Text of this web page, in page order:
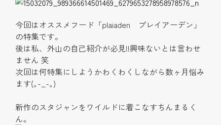
今回はオススメフード「plaiaden プレイアーデン」
の特集です。
後は私、外山の自己紹介が必見!!興味ないとは言わせ
ません 笑
次回は何特集にしようかわくわくしながら数ヶ月悩み
ます(｡-_-｡)
新作のスタジャンをワイルドに着こなすちんまるく
ん。